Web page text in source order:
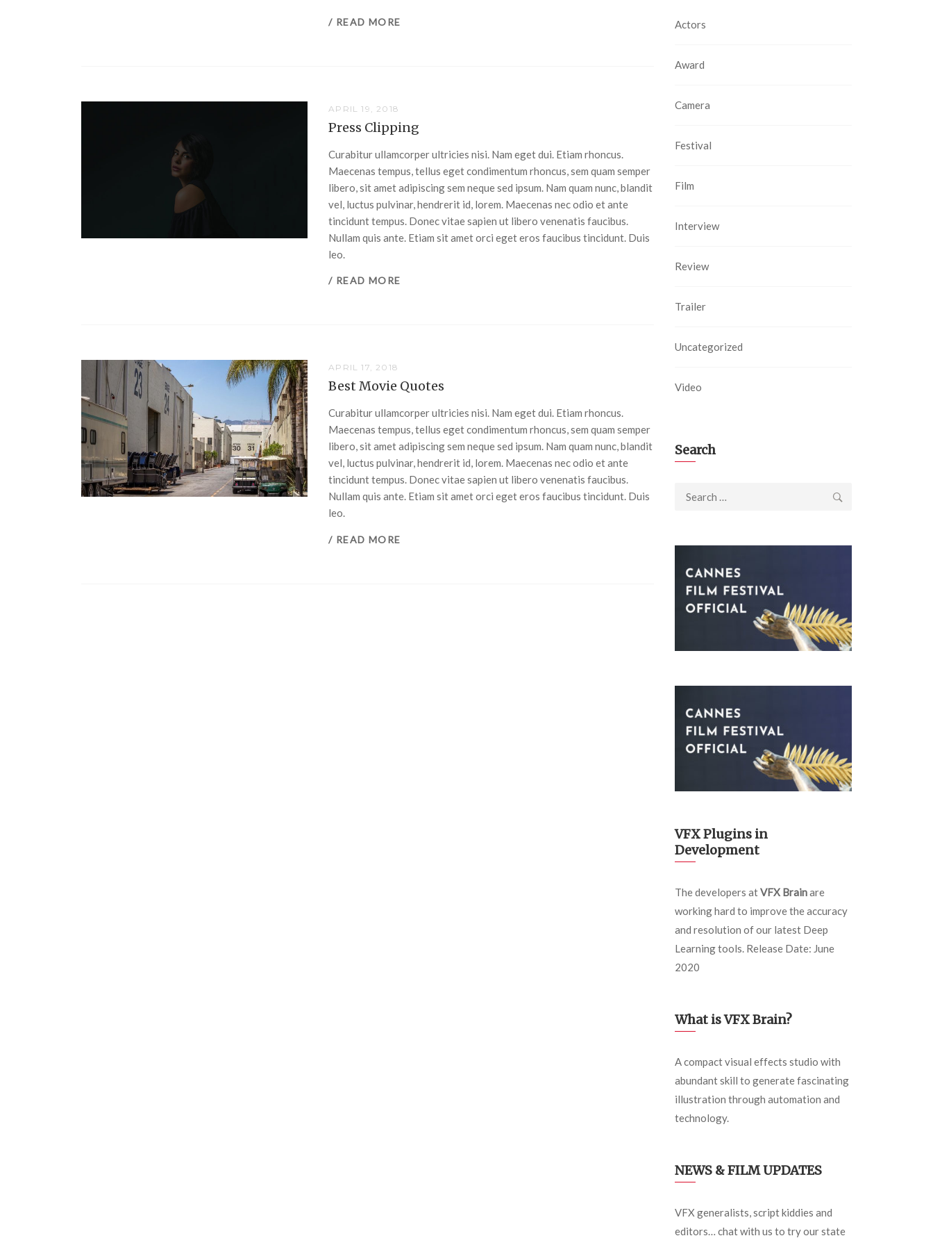
/ READ MORE
APRIL 19, 2018
Press Clipping
Curabitur ullamcorper ultricies nisi. Nam eget dui. Etiam rhoncus.
Maecenas tempus, tellus eget condimentum rhoncus, sem quam semper
libero, sit amet adipiscing sem neque sed ipsum. Nam quam nunc, blandit
vel, luctus pulvinar, hendrerit id, lorem. Maecenas nec odio et ante
tincidunt tempus. Donec vitae sapien ut libero venenatis faucibus.
Nullam quis ante. Etiam sit amet orci eget eros faucibus tincidunt. Duis
leo.
/ READ MORE
APRIL 17, 2018
Best Movie Quotes
Curabitur ullamcorper ultricies nisi. Nam eget dui. Etiam rhoncus.
Maecenas tempus, tellus eget condimentum rhoncus, sem quam semper
libero, sit amet adipiscing sem neque sed ipsum. Nam quam nunc, blandit
vel, luctus pulvinar, hendrerit id, lorem. Maecenas nec odio et ante
tincidunt tempus. Donec vitae sapien ut libero venenatis faucibus.
Nullam quis ante. Etiam sit amet orci eget eros faucibus tincidunt. Duis
leo.
/ READ MORE
Actors
Award
Camera
Festival
Film
Interview
Review
Trailer
Uncategorized
Video
Search
Search
VFX Plugins in
Development
The developers atVFX Brainare
working hard to improve the accuracy
and resolution of our latest Deep
Learning tools. Release Date: June
2020
What is VFX Brain?
A compact visual effects studio with
abundant skill to generate fascinating
illustration through automation and
technology.
NEWS & FILM UPDATES
VFX generalists, script kiddies and
editors… chat with us to try our state